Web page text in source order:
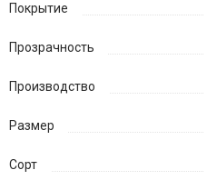
Покрытие
Прозрачность
Производство
Размер
Сорт